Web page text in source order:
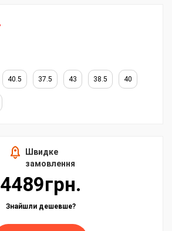
40.5 37.5 43 38.5 40
Швидке
замовлення
4489грн.
Знайшли дешевше?